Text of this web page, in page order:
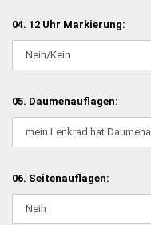
04. 12 Uhr Markierung:
05. Daumenauflagen:
06. Seitenauflagen: